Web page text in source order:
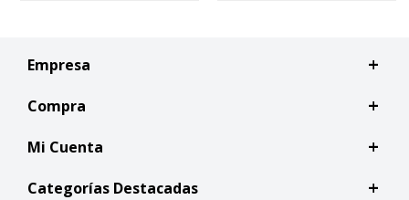
Empresa
Compra
Mi Cuenta
Categorías Destacadas